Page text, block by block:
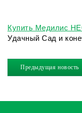
Купить Медилис
Удачный Сад и
Предыдущая новость